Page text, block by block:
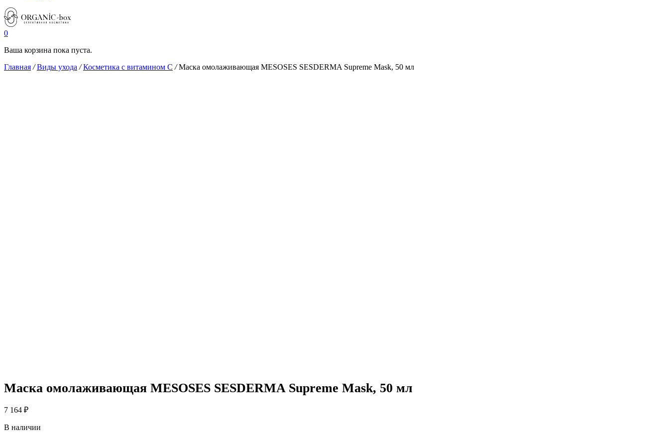
0
Ваша корзина пока пуста.
Главная /Виды ухода /Косметика с витамином С /Маска омолаживающая MESOSES SESDERMA Supreme Mask, 50 мл
Маска омолаживающая MESOSES SESDERMA Supreme Mask, 50 мл
7 164 ₽
В наличии